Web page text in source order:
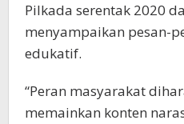
Pilkada serentak 2020
menyampaikan pesan-
edukatif.
“Peran masyarakat
memainkan konten